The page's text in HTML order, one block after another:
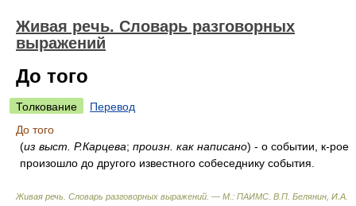
Живая речь. Словарь разговорных
выражений
До того
Толкование
Перевод
До того
(из выст. Р.Карцева; произн. как написано) - о событии, к-рое
произошло до другого известного собеседнику события.
Живая речь. Словарь разговорных выражений. — М.: ПАИМС В.П. Белянин, И.А.